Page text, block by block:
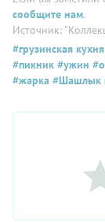
сообщите нам.
Источник:
#грузинская кухня
#пикник #ужин
#жарка #Шашлык